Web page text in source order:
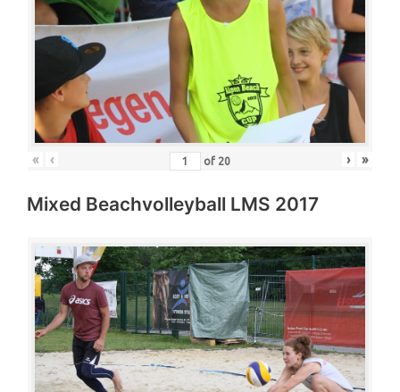
« ‹ of 20 › »
Mixed Beachvolleyball LMS 2017